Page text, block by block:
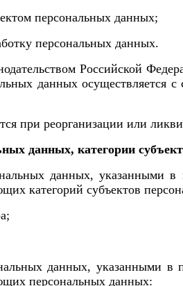
персональных данных;
персональных данных.
Российской
данных осуществляется
при реорганизации или
данных, категории
данных, указанными
категорий субъектов
данных, указанными
персональных данных: